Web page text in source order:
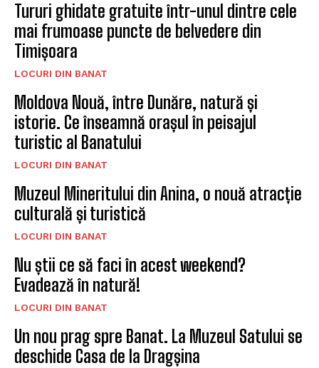
Tururi ghidate gratuite într-unul dintre cele
mai frumoase puncte de belvedere din
Timișoara
LOCURI DIN BANAT
Moldova Nouă, între Dunăre, natură și
istorie. Ce înseamnă orașul în peisajul
turistic al Banatului
LOCURI DIN BANAT
Muzeul Mineritului din Anina, o nouă atracție
culturală și turistică
LOCURI DIN BANAT
Nu știi ce să faci în acest weekend?
Evadează în natură!
LOCURI DIN BANAT
Un nou prag spre Banat. La Muzeul Satului se
deschide Casa de la Dragșina